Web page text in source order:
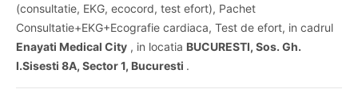
(consultatie, EKG, ecocord, test efort), Pachet
Consultatie+EKG+Ecografie cardiaca, Test de efort, in cadrul
Enayati Medical City , in locatia BUCURESTI, Sos. Gh.
I.Sisesti 8A, Sector 1, Bucuresti .